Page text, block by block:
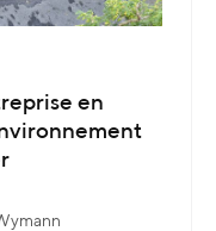
en